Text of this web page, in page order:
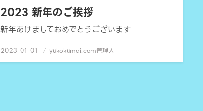
2023 新年のご挨拶
新年あけましておめでとうございます
投
日:
2023-01-01 yukokumai.com管理人